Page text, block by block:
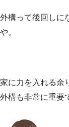
外構って後回しに
や。
家に力を入れる余
外構も非常に重要